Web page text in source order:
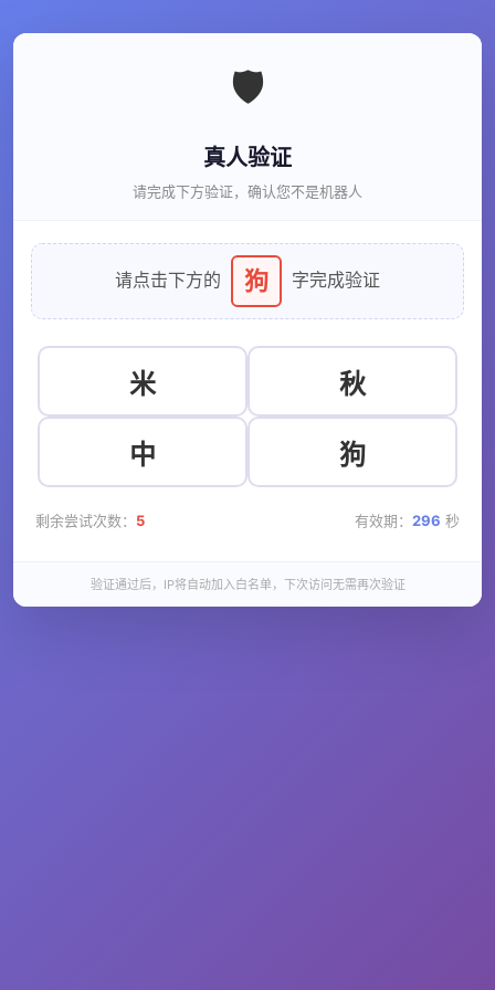
🛡️
真人验证
请完成下方验证，确认您不是机器人
请点击下方的 狗 字完成验证
米 秋
中 狗
剩余尝试次数： 5 有效期： 296 秒
验证通过后，IP将自动加入白名单，下次访问无需再次验证